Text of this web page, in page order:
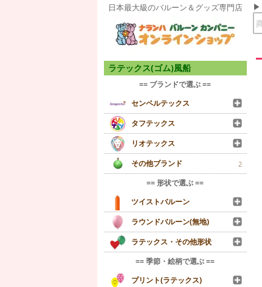
日本最大級のバルーン＆グッズ専門店
ラテックス(ゴム)風船
== ブランドで選ぶ ==
センペルテックス
タフテックス
リオテックス
その他ブランド
2
== 形状で選ぶ ==
ツイストバルーン
ラウンドバルーン(無地)
ラテックス・その他形状
== 季節・絵柄で選ぶ ==
プリント(ラテックス)